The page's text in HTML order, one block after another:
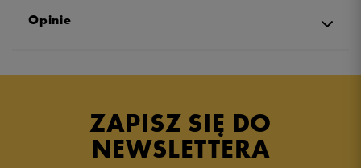
Opinie
ZAPISZ SIĘ DO
NEWSLETTERA